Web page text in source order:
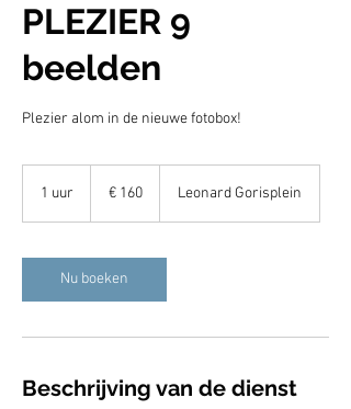
PLEZIER 9
beelden
Plezier alom in de nieuwe fotobox!
1 uur € 160 Leonard Gorisplein
Nu boeken
Beschrijving van de dienst